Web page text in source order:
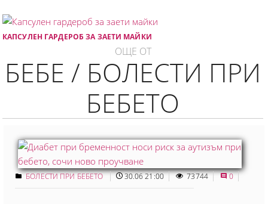
КАПСУЛЕН ГАРДЕРОБ ЗА ЗАЕТИ МАЙКИ
ОЩЕ ОТ
БЕБЕ / БОЛЕСТИ ПРИ
БЕБЕТО
БОЛЕСТИ ПРИ БЕБЕТО 30.06 21:00 73744 0